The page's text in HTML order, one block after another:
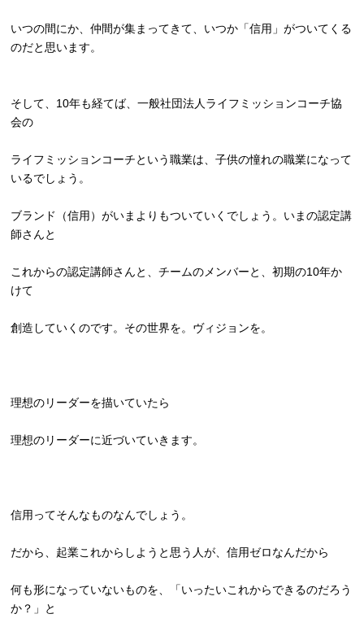
いつの間にか、仲間が集まってきて、いつか「信用」がついてくる
のだと思います。
そして、10年も経てば、一般社団法人ライフミッションコーチ協
会の
ライフミッションコーチという職業は、子供の憧れの職業になって
いるでしょう。
ブランド（信用）がいまよりもついていくでしょう。 いまの認定講
師さんと
これからの認定講師さんと、チームのメンバーと、初期の10年か
けて
創造していくのです。その世界を。ヴィジョンを。
理想のリーダーを描いていたら
理想のリーダーに近づいていきます。
信用ってそんなものなんでしょう。
だから、起業これからしようと思う人が、信用ゼロなんだから
何も形になっていないものを、「いったいこれからできるのだろう
か？」と